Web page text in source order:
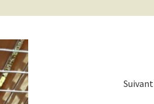
parcs
EN Suivant